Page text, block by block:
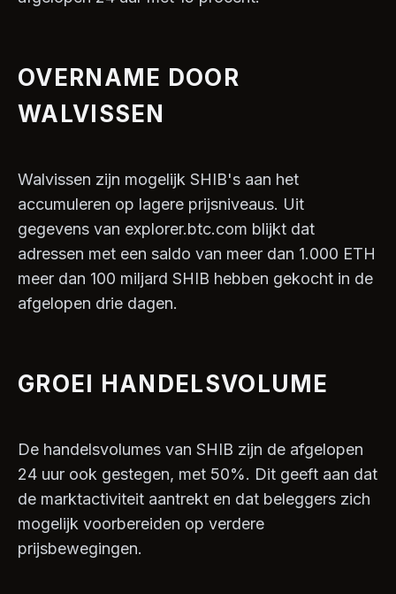
OVERNAME DOOR
WALVISSEN
Walvissen zijn mogelijk SHIB's aan het
accumuleren op lagere prijsniveaus. Uit
gegevens van explorer.btc.com blijkt dat
adressen met een saldo van meer dan 1.000 ETH
meer dan 100 miljard SHIB hebben gekocht in de
afgelopen drie dagen.
GROEI HANDELSVOLUME
De handelsvolumes van SHIB zijn de afgelopen
24 uur ook gestegen, met 50%. Dit geeft aan dat
de marktactiviteit aantrekt en dat beleggers zich
mogelijk voorbereiden op verdere
prijsbewegingen.